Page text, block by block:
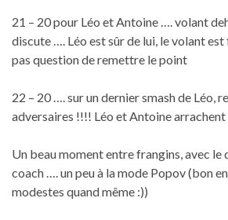
21 – 20 pour Léo et Antoine …. volant
discute …. Léo est sûr de lui, le volant est
pas question de remettre le point
22 – 20 …. sur un dernier smash de Léo,
adversaires !!!! Léo et Antoine
Un beau moment entre frangins, avec le
coach …. un peu à la mode Popov (bon
modestes quand même :))